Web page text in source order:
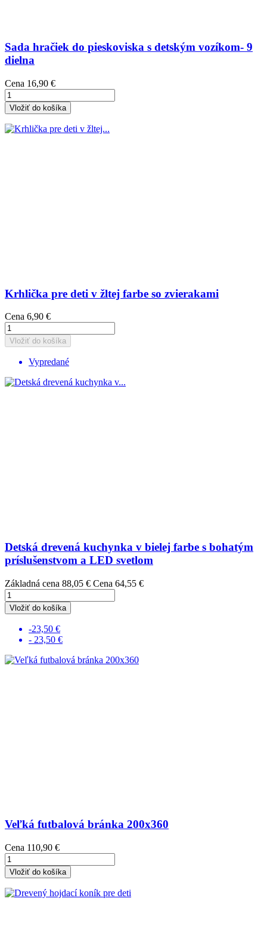
Sada hračiek do pieskoviska s detským vozíkom- 9
dielna
Cena 16,90 €
Vložiť do košíka
Krhlička pre deti v žltej farbe so zvierakami
Cena 6,90 €
Vložiť do košíka
Vypredané
Detská drevená kuchynka v bielej farbe s bohatým
príslušenstvom a LED svetlom
Základná cena 88,05 € Cena 64,55 €
Vložiť do košíka
-23,50 €
- 23,50 €
Veľká futbalová bránka 200x360
Cena 110,90 €
Vložiť do košíka